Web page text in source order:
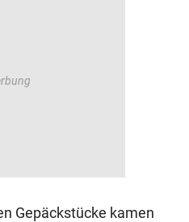
Gepäckstücke kamen